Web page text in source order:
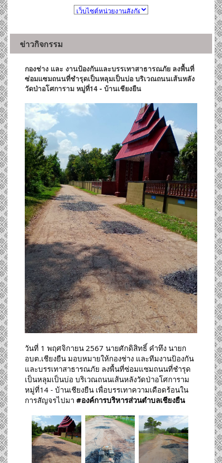
ข่าวกิจกรรม
กองช่าง และ งานป้องกันและบรรเทาสาธารณภัย ลงพื้นที่
ซ่อมแซมถนนที่ชำรุดเป็นหลุมเป็นบ่อ บริเวณถนนเส้นหลัง
วัดป่าอโศการาม หมู่ที่14 - บ้านเชียงยืน
วันที่ 1 พฤศจิกายน 2567 นายศักดิสิทธิ์ คำทึง นายก
อบต.เชียงยืน มอบหมายให้กองช่าง และทีมงานป้องกัน
และบรรเทาสาธารณภัย ลงพื้นที่ซ่อมแซมถนนที่ชำรุด
เป็นหลุมเป็นบ่อ บริเวณถนนเส้นหลังวัดป่าอโศการาม
หมู่ที่14 - บ้านเชียงยืน เพื่อบรรเทาความเดือดร้อนใน
การสัญจรไปมา #องค์การบริหารส่วนตำบลเชียงยืน